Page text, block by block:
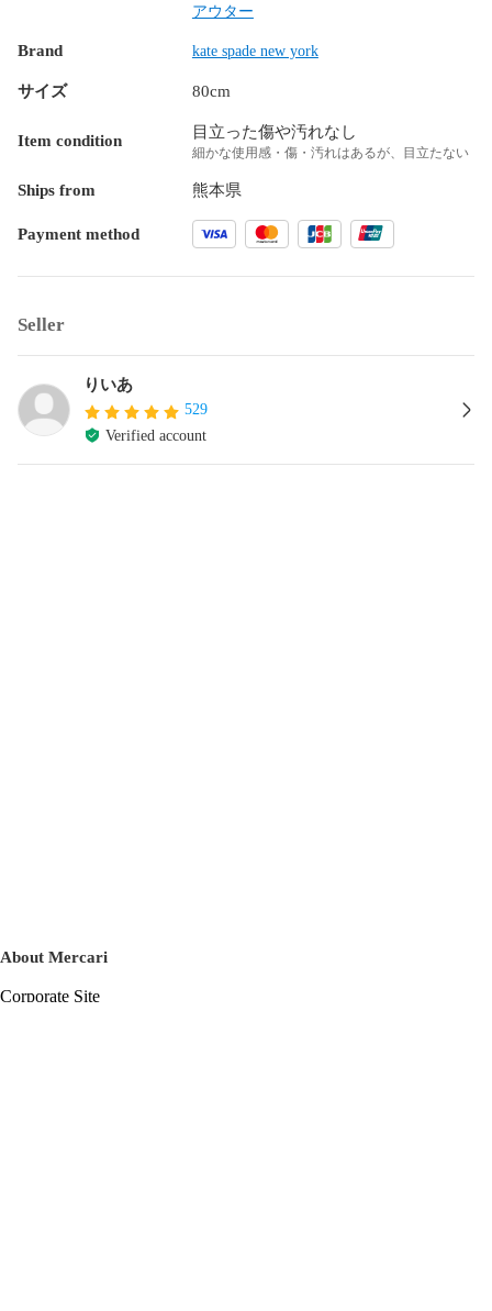
アウター
Brand kate spade new york
サイズ 80cm
Item condition 目立った傷や汚れなし
細かな使用感・傷・汚れはあるが、目立たない
Ships from 熊本県
Payment method
Seller
りいあ
529
Verified account
About Mercari
Corporate Site